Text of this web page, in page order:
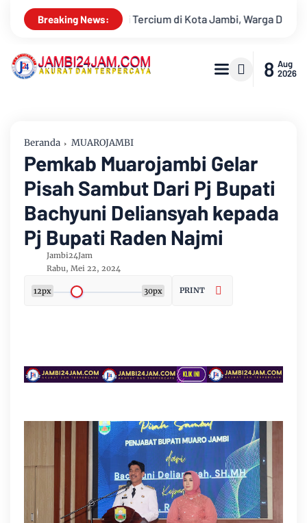
Breaking News:
Warga Diminta Waspada Hadapi Puncak Kemarau
8 Aug
2026
Beranda MUAROJAMBI
Pemkab Muarojambi Gelar
Pisah Sambut Dari Pj Bupati
Bachyuni Deliansyah kepada
Pj Bupati Raden Najmi
Jambi24Jam
Rabu, Mei 22, 2024
12px 30px PRINT